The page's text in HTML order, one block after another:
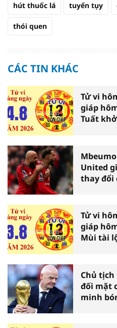
hút thuốc lá tuyến tụy
thói quen
CÁC TIN KHÁC
Tử vi
giáp
Tuất
United
thay đổi
Tử vi
giáp
Mùi tài
Chủ
đối mặt
minh